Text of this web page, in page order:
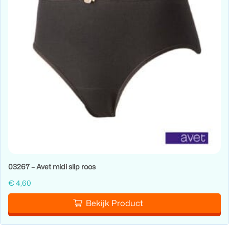
03267 – Avet midi slip roos
€ 4,60
Bekijk Product